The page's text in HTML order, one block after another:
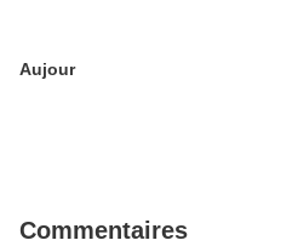
Aujour
Commentaires